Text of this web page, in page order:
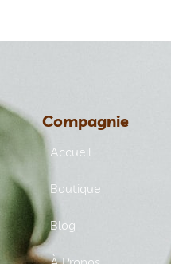
Compagnie
Accueil
Boutique
Blog